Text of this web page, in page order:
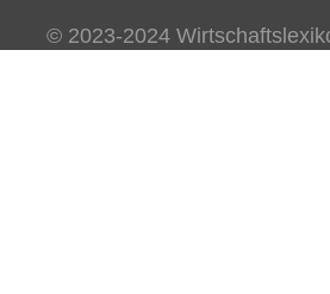
© 2023-2024